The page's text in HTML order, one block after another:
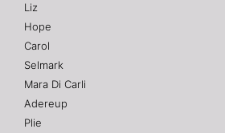
Liz
Hope
Carol
Selmark
Mara Di Carli
Adereup
Plie
¡Hola! 👋
Gracias por visitarnos. Te asesoramos